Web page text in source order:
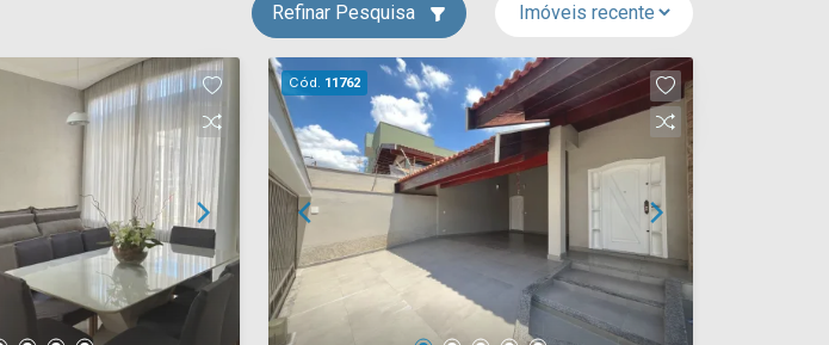
Refinar Pesquisa
Cód. 11762